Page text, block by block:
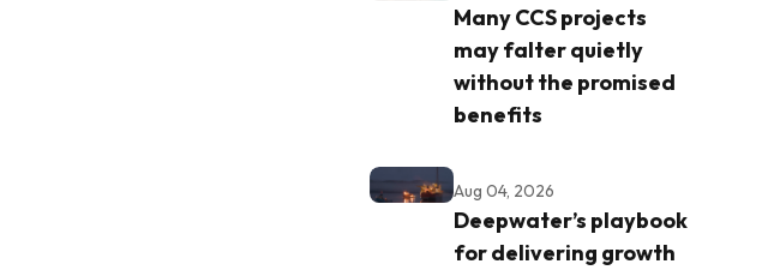
Many CCS projects
may falter quietly
without the promised
benefits
Aug 04, 2026
Deepwater’s playbook
for delivering growth